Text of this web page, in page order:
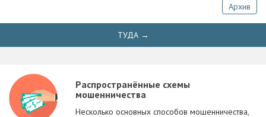
Архив
ТУДА →
Распространённые схемы
мошенничества
Несколько основных способов мошенничества,